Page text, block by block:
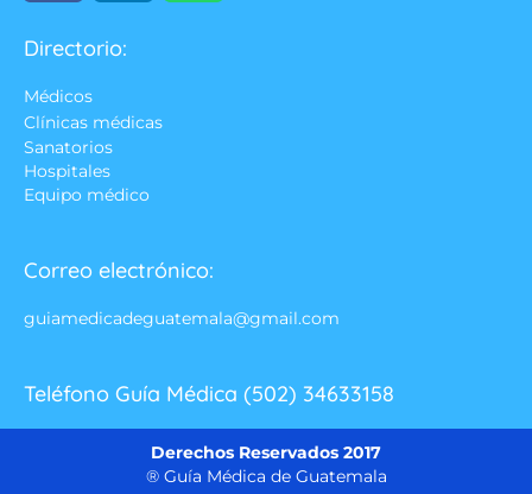
Directorio:
Médicos
Clínicas médicas
Sanatorios
Hospitales
Equipo médico
Correo electrónico:
guiamedicadeguatemala@gmail.com
Teléfono Guía Médica (502) 34633158
Derechos Reservados 2017
® Guía Médica de Guatemala